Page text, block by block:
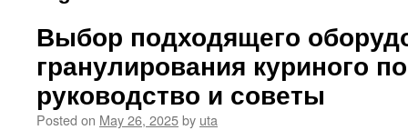
Выбор подходящего
гранулирования куриного
руководство и советы
Posted on May 26, 2025by uta